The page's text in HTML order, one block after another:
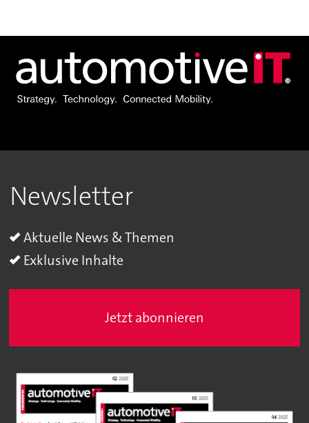
Newsletter
Aktuelle News & Themen
Exklusive Inhalte
Jetzt abonnieren